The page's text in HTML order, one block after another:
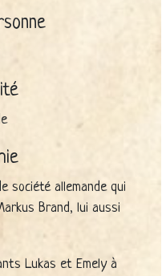
société allemande qui
Brand, lui aussi
Lukas et Emely à